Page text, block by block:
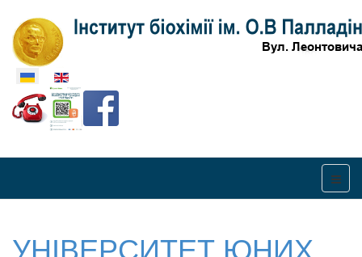
Оберіть свою мову
УНІВЕРСИТЕТ ЮНИХ